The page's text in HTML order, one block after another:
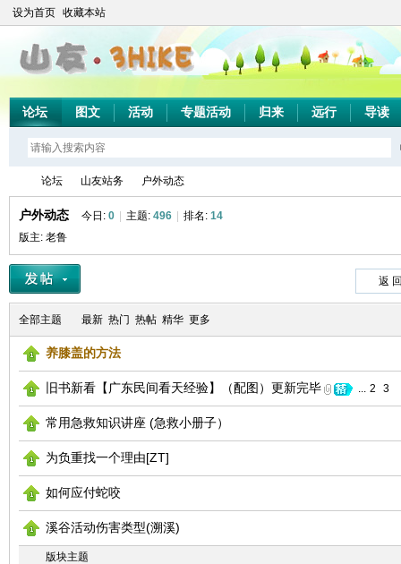
设为首页 收藏本站
论坛 图文 活动 专题活动 归来 远行 导读
山 »
论坛
›
山友站务
›
户外动态
户外动态 今日: 0 主题: 496 排名: 14
版主: 老鲁
返
全部主题 最新 热门 热帖 精华 更多
养膝盖的方法
旧书新看【广东民间看天经验】（配图）更新完毕 ... 2 3
常用急救知识讲座 (急救小册子）
为负重找一个理由[ZT]
如何应付蛇咬
溪谷活动伤害类型(溯溪)
版块主题